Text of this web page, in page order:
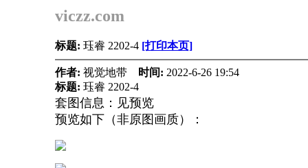
viczz.com
标题: 珏睿 2202-4 [打印本页]
作者: 视觉地带 时间: 2022-6-26 19:54
标题: 珏睿 2202-4
套图信息：见预览
预览如下（非原图画质）：